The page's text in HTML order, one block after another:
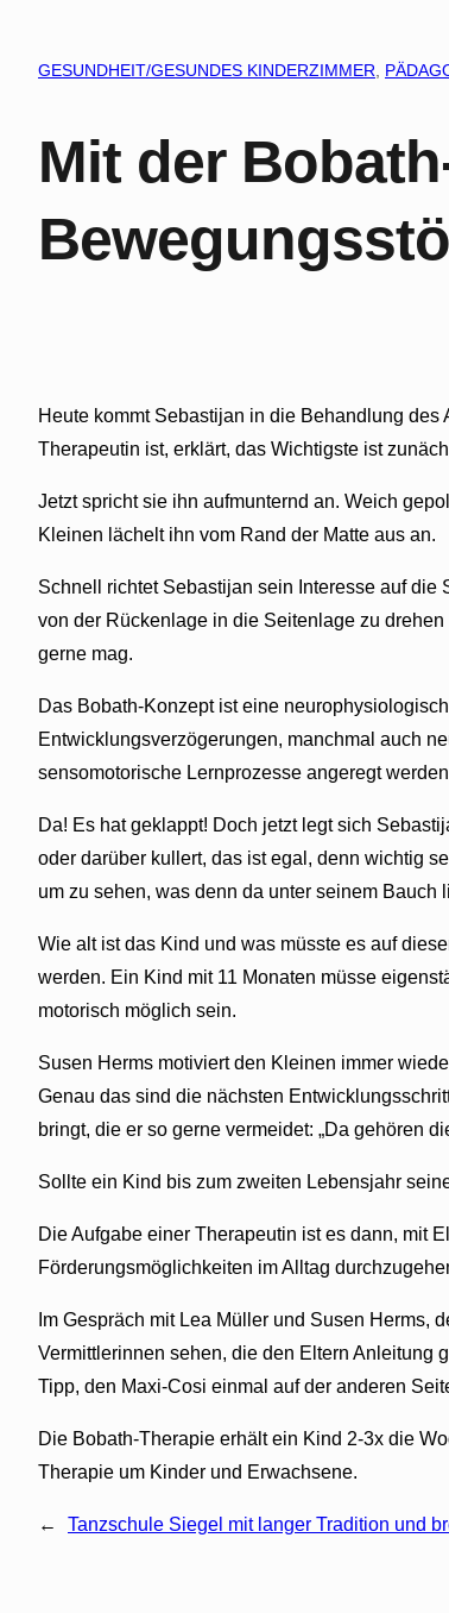
GESUNDHEIT/GESUNDES KINDERZIMMER
Mit der
Heute kommt Sebastijan in die Behandlung
Therapeutin ist, erklärt, das Wichtigste ist
Jetzt spricht sie ihn aufmunternd an. Weich
Kleinen lächelt ihn vom Rand der Matte aus an.
Schnell richtet Sebastijan sein Interesse auf
von der Rückenlage in die Seitenlage zu
gerne mag.
Das Bobath-Konzept ist eine
Entwicklungsverzögerungen, manchmal auch
sensomotorische Lernprozesse angeregt
Da! Es hat geklappt! Doch jetzt legt sich
oder darüber kullert, das ist egal, denn wichtig
um zu sehen, was denn da unter seinem Bauch
Wie alt ist das Kind und was müsste es auf
werden. Ein Kind mit 11 Monaten müsse
motorisch möglich sein.
Susen Herms motiviert den Kleinen immer
Genau das sind die nächsten
bringt, die er so gerne vermeidet: „Da gehören
Sollte ein Kind bis zum zweiten Lebensjahr
Die Aufgabe einer Therapeutin ist es dann, mit
Förderungsmöglichkeiten im Alltag
Im Gespräch mit Lea Müller und Susen
Vermittlerinnen sehen, die den Eltern Anleitung
Tipp, den Maxi-Cosi einmal auf der anderen
Die Bobath-Therapie erhält ein Kind 2-3x die
Therapie um Kinder und Erwachsene.
← Tanzschule Siegel mit langer Tradition und